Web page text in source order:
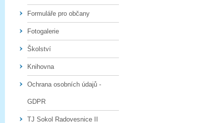
Formuláře pro občany
Fotogalerie
Školství
Knihovna
Ochrana osobních údajů -
GDPR
TJ Sokol Radovesnice II